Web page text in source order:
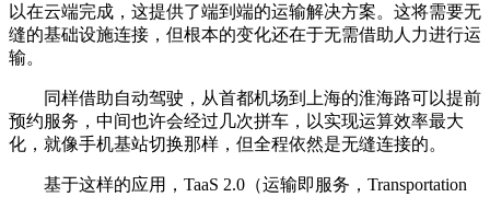
以在云端完成，这提供了端到端的运输解决方案。这将需要无
缝的基础设施连接，但根本的变化还在于无需借助人力进行运
输。
同样借助自动驾驶，从首都机场到上海的淮海路可以提前
预约服务，中间也许会经过几次拼车，以实现运算效率最大
化，就像手机基站切换那样，但全程依然是无缝连接的。
基于这样的应用，TaaS 2.0（运输即服务，Transportation